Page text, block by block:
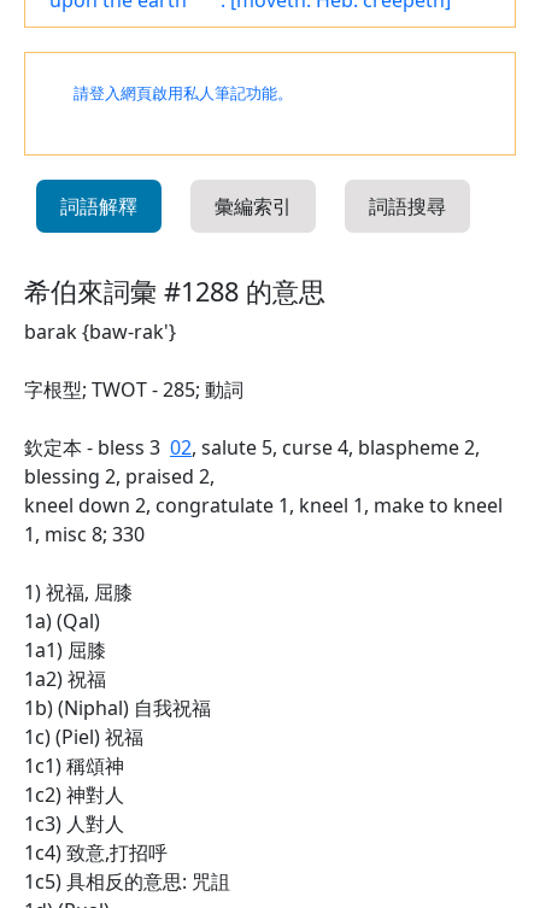
請登入網頁啟用私人筆記功能。
詞語解釋 彙編索引 詞語搜尋
希伯來詞彙 #1288 的意思
barak {baw-rak'}
字根型; TWOT - 285; 動詞
欽定本 - bless 3 02, salute 5, curse 4, blaspheme 2,
blessing 2, praised 2,
kneel down 2, congratulate 1, kneel 1, make to kneel
1, misc 8; 330
1) 祝福, 屈膝
1a) (Qal)
1a1) 屈膝
1a2) 祝福
1b) (Niphal) 自我祝福
1c) (Piel) 祝福
1c1) 稱頌神
1c2) 神對人
1c3) 人對人
1c4) 致意,打招呼
1c5) 具相反的意思: 咒詛